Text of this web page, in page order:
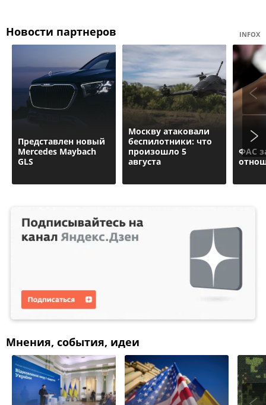
Новости партнеров INFOX
Представлен новый
Mercedes Maybach
GLS
Москву атаковали
беспилотники: что
произошло 5
августа
ФАС
Мнения, события, идеи